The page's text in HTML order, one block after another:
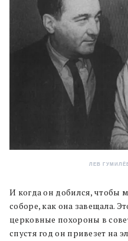
ЛЕВ
И когда он добился, чтобы
соборе, как она завещала.
церковные похороны в
спустя год он привезет на